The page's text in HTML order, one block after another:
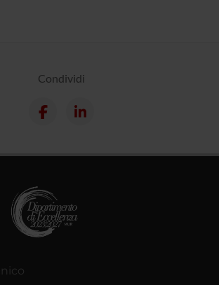
Condividi